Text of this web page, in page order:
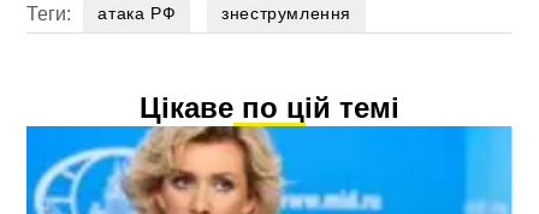
Теги: атака РФ знеструмлення
Цікаве по цій темі